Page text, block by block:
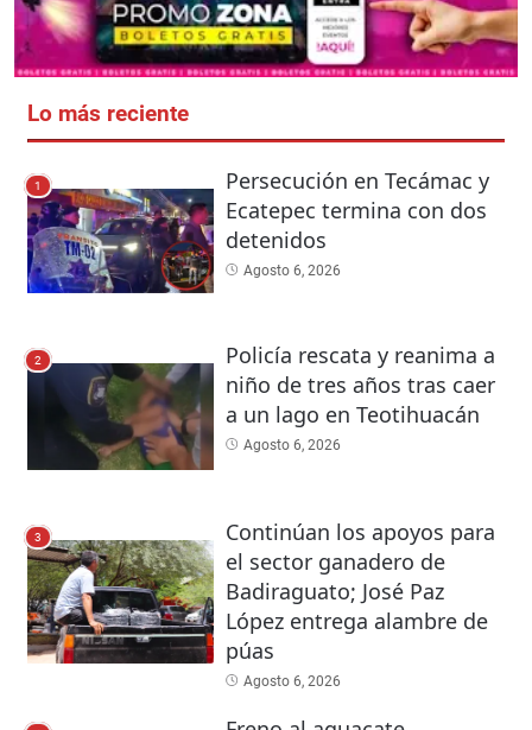
Lo más reciente
1
Persecución en Tecámac y
Ecatepec termina con dos
detenidos
Agosto 6, 2026
2
Policía rescata y reanima a
niño de tres años tras caer
a un lago en Teotihuacán
Agosto 6, 2026
3
Continúan los apoyos para
el sector ganadero de
Badiraguato; José Paz
López entrega alambre de
púas
Agosto 6, 2026